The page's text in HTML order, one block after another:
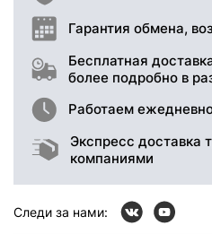
Гарантия обмена,
Бесплатная
более подробно в
Работаем
Экспресс доставка
компаниями
Следи за нами: